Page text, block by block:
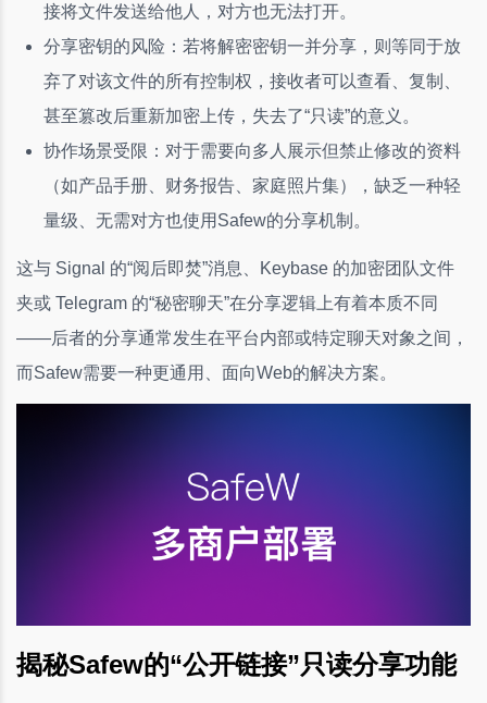
接将文件发送给他人，对方也无法打开。
分享密钥的风险：若将解密密钥一并分享，则等同于放
弃了对该文件的所有控制权，接收者可以查看、复制、
甚至篡改后重新加密上传，失去了“只读”的意义。
协作场景受限：对于需要向多人展示但禁止修改的资料
（如产品手册、财务报告、家庭照片集），缺乏一种轻
量级、无需对方也使用Safew的分享机制。
这与 Signal 的“阅后即焚”消息、Keybase 的加密团队文件
夹或 Telegram 的“秘密聊天”在分享逻辑上有着本质不同
——后者的分享通常发生在平台内部或特定聊天对象之间，
而Safew需要一种更通用、面向Web的解决方案。
揭秘Safew的“公开链接”只读分享功能